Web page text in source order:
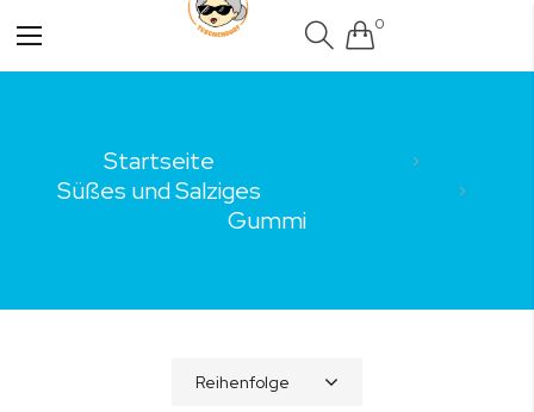
Navigation
umschalten
0
Startseite
Süßes und Salziges
Gummi